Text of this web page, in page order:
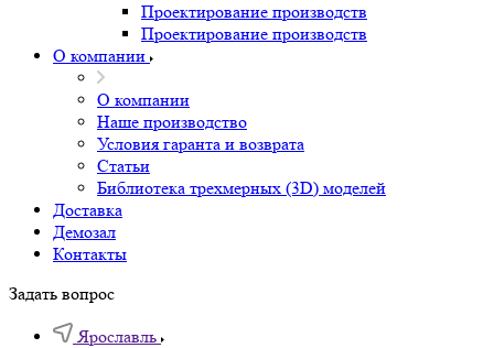
Проектирование производств
Проектирование производств
О компании
О компании
Наше производство
Условия гаранта и возврата
Статьи
Библиотека трехмерных (3D) моделей
Доставка
Демозал
Контакты
Задать вопрос
Ярославль